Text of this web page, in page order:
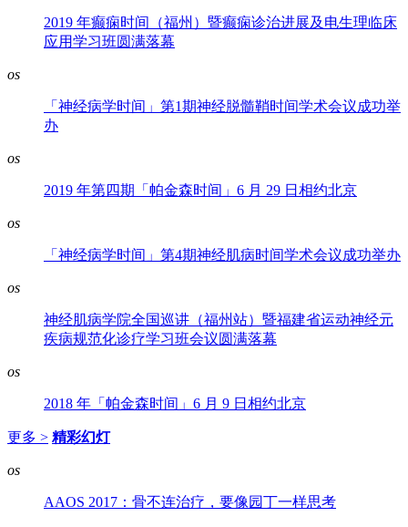
2019 年癫痫时间（福州）暨癫痫诊治进展及电生理临床
应用学习班圆满落幕
os
「神经病学时间」第1期神经脱髓鞘时间学术会议成功举
办
os
2019 年第四期「帕金森时间」6 月 29 日相约北京
os
「神经病学时间」第4期神经肌病时间学术会议成功举办
os
神经肌病学院全国巡讲（福州站）暨福建省运动神经元
疾病规范化诊疗学习班会议圆满落幕
os
2018 年「帕金森时间」6 月 9 日相约北京
更多 > 精彩幻灯
os
AAOS 2017：骨不连治疗，要像园丁一样思考